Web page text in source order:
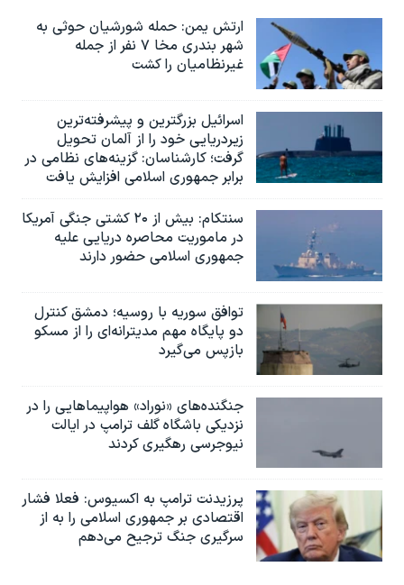
ارتش یمن: حمله شورشیان حوثی به
شهر بندری مخا ۷ نفر از جمله
غیرنظامیان را کشت
اسرائيل بزرگترین و پیشرفته‌ترین
زیردریایی خود را از آلمان تحویل
گرفت؛ کارشناسان: گزینه‌های نظامی در
برابر جمهوری اسلامی افزایش یافت
سنتکام: بیش از ۲۰ کشتی جنگی آمریکا
در ماموریت محاصره دریایی علیه
جمهوری اسلامی حضور دارند
توافق سوریه با روسیه؛ دمشق کنترل
دو پایگاه مهم مدیترانه‌ای را از مسکو
بازپس می‌گیرد
جنگنده‌های «نوراد» هواپیماهایی را در
نزدیکی باشگاه گلف ترامپ در ایالت
نیوجرسی رهگیری کردند
پرزیدنت ترامپ به اکسیوس: فعلا فشار
اقتصادی بر جمهوری اسلامی را به از
سرگیری جنگ ترجیح می‌دهم